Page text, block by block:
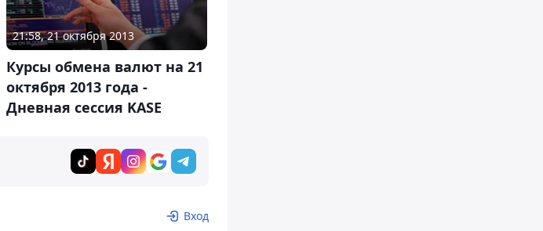
21:58, 21 октября 2013
Курсы обмена валют на 21
октября 2013 года -
Дневная сессия KASE
Вход